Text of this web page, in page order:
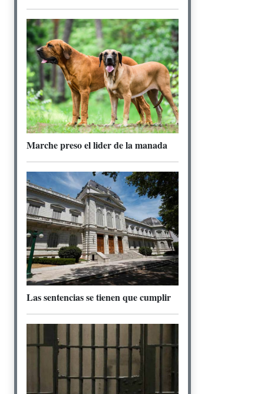
Marche preso el lider de la manada
Las sentencias se tienen que cumplir